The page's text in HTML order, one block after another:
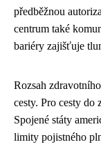
předběžnou
centrum také
bariéry zajišťuje
Rozsah
cesty. Pro cesty
Spojené státy
limity pojistného